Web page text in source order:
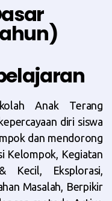
Anak Terang
diri siswa
dan mendorong
Kelompok, Kegiatan
Kecil, Eksplorasi,
Masalah, Berpikir